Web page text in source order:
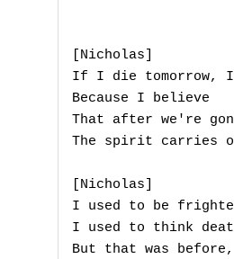
[Nicholas]
If I die tomorrow,
Because I believe
That after we're
The spirit carries
[Nicholas]
I used to be
I used to think
But that was